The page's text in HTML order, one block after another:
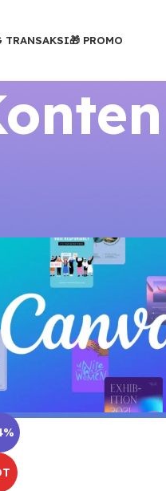
TRANSAKSI🎁 PROMO